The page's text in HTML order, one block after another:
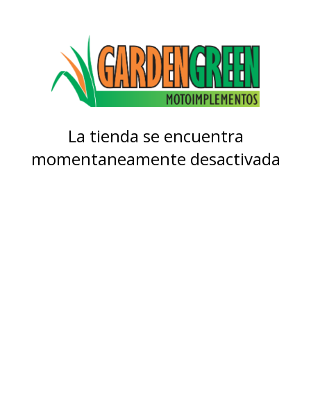
La tienda se encuentra
momentaneamente desactivada